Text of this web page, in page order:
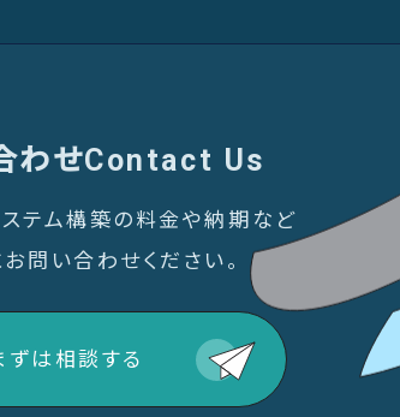
わせContact Us
ステム構築の料金や納期など
問い合わせください。
ずは相談する